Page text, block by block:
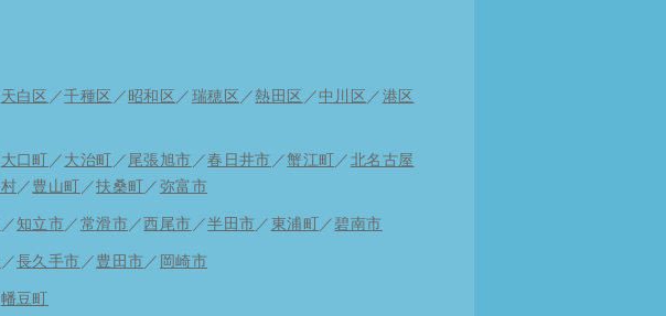
天白区 ／千種区 ／ 昭和区 ／ 瑞穂区 ／ 熱田区 ／中川区 ／ 港区
大口町 ／ 大治町 ／ 尾張旭市 ／春日井市 ／蟹江町 ／ 北名古屋
／ 豊山町 ／扶桑町 ／ 弥富市
／知立市 ／ 常滑市 ／ 西尾市 ／半田市 ／ 東浦町 ／ 碧南市
／長久手市 ／ 豊田市 ／ 岡崎市
幡豆町